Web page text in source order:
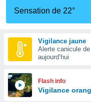
Sensation de 22°
Vigilance jaune
Alerte canicule
aujourd’hui
Flash info
Vigilance